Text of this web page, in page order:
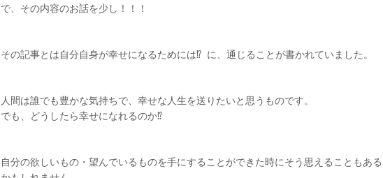
で、その内容のお話を少し！！！
その記事とは自分自身が幸せになるためには⁉︎ に、通じることが書かれていました。
人間は誰でも豊かな気持ちで、幸せな人生を送りたいと思うものです。
でも、どうしたら幸せになれるのか⁉︎
自分の欲しいもの・望んでいるものを手にすることができた時にそう思えることもある